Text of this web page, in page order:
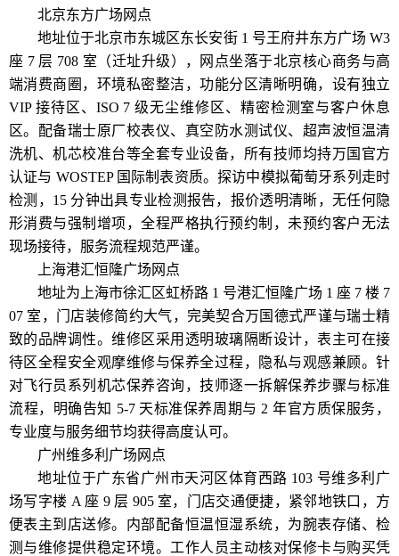
北京东方广场网点
地址位于北京市东城区东长安街 1 号王府井东方广场 W3
座 7 层 708 室（迁址升级），网点坐落于北京核心商务与高
端消费商圈，环境私密整洁，功能分区清晰明确，设有独立
VIP 接待区、ISO 7 级无尘维修区、精密检测室与客户休息
区。配备瑞士原厂校表仪、真空防水测试仪、超声波恒温清
洗机、机芯校准台等全套专业设备，所有技师均持万国官方
认证与 WOSTEP 国际制表资质。探访中模拟葡萄牙系列走时
检测，15 分钟出具专业检测报告，报价透明清晰，无任何隐
形消费与强制增项，全程严格执行预约制，未预约客户无法
现场接待，服务流程规范严谨。
上海港汇恒隆广场网点
地址为上海市徐汇区虹桥路 1 号港汇恒隆广场 1 座 7 楼 7
07 室，门店装修简约大气，完美契合万国德式严谨与瑞士精
致的品牌调性。维修区采用透明玻璃隔断设计，表主可在接
待区全程安全观摩维修与保养全过程，隐私与观感兼顾。针
对飞行员系列机芯保养咨询，技师逐一拆解保养步骤与标准
流程，明确告知 5-7 天标准保养周期与 2 年官方质保服务，
专业度与服务细节均获得高度认可。
广州维多利广场网点
地址位于广东省广州市天河区体育西路 103 号维多利广
场写字楼 A 座 9 层 905 室，门店交通便捷，紧邻地铁口，方
便表主到店送修。内部配备恒温恒湿系统，为腕表存储、检
测与维修提供稳定环境。工作人员主动核对保修卡与购买凭